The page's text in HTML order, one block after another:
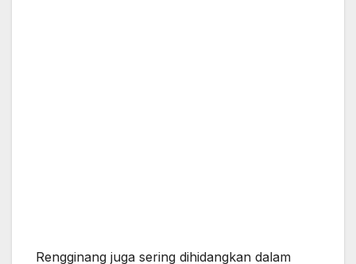
Rengginang juga sering dihidangkan dalam